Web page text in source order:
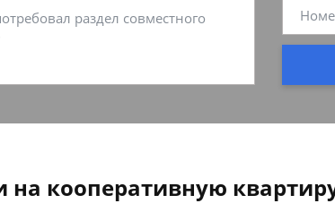
на кооперативную